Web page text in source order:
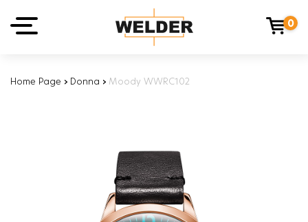
0
Home Page › Donna › Moody WWRC102